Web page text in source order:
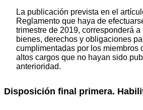
La publicación prevista en el
Reglamento que haya de
trimestre de 2019, corresponderá
bienes, derechos y obligaciones
cumplimentadas por los miembros
altos cargos que no hayan sido
anterioridad.
Disposición final primera.